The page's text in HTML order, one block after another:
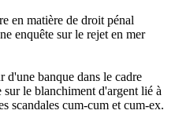
en matière de droit pénal
enquête sur le rejet en mer
d'une banque dans le cadre
sur le blanchiment d'argent lié à
scandales cum-cum et cum-ex.